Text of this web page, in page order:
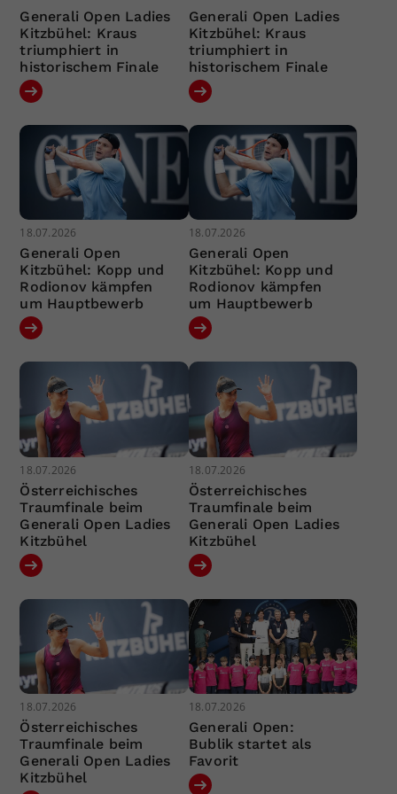
Generali Open Ladies
Kitzbühel: Kraus
triumphiert in
historischem Finale
Generali Open Ladies
Kitzbühel: Kraus
triumphiert in
historischem Finale
18.07.2026
Generali Open
Kitzbühel: Kopp und
Rodionov kämpfen
um Hauptbewerb
18.07.2026
Generali Open
Kitzbühel: Kopp und
Rodionov kämpfen
um Hauptbewerb
18.07.2026
Österreichisches
Traumfinale beim
Generali Open Ladies
Kitzbühel
18.07.2026
Österreichisches
Traumfinale beim
Generali Open Ladies
Kitzbühel
18.07.2026
Österreichisches
Traumfinale beim
Generali Open Ladies
Kitzbühel
18.07.2026
Generali Open:
Bublik startet als
Favorit